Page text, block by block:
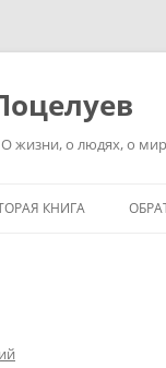
жизни, о людях, о
КНИГА